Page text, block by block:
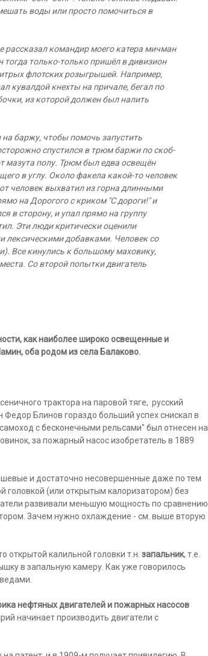
воды или просто помочиться в
рассказал командир моего катера мичман
только-только пришёл в дивизион
флотских розыгрышей. Например,
кувалдой кнехты на причале, бегал по
из которой должен был налить
баржу, чтобы помочь запустить
спустился в трюм баржи по скоб-
мазута полу. Трюм был едва освещён
в углу. Около факела какой-то человек
человек выхватил из горна длинными
на Дорогого с криком "С дороги!" и
в сторону, и упал прямо на группу
Эти люди критически оценили
лексическими добавками. Человек со
Все кинулись к большому маховику,
Со второй попытки двигатель
как наиболее широко освещенные и
оба родом из села Балаково.
трактора на паровой тяге, русский
Блинов гораздо больший успех снискал в
с бесконечными рельсами" был отнесен на
за пожарный насос изобретатель в 1889
и достаточно несовершенные даже по тем
(или открытым калоризатором) без
развивали меньшую мощность по сравнению
Зачем нужно охлаждение - см. выше вторую
открытой калильной головки т.н. запальник, т.е.
в запальную камеру. Как уже говорилось
нефтяных двигателей и пожарных насосов
начинает производить двигатели с